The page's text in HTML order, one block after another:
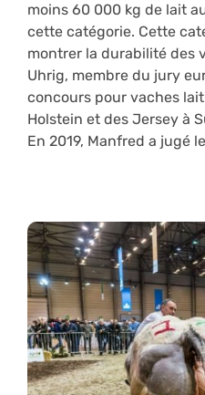
moins 60 000 kg de lait
cette catégorie. Cette
montrer la durabilité des
Uhrig, membre du jury
concours pour vaches
Holstein et des Jersey à
En 2019, Manfred a jugé